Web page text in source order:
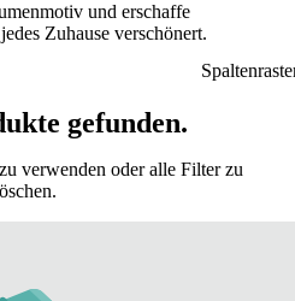
und erschaffe
Zuhause verschönert.
gefunden.
verwenden oderalle Filter zu
.